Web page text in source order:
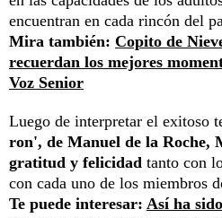
encuentran en cada rincón del
Mira también: Copito de
recuerdan los mejores
Voz Senior
Luego de interpretar el exitoso
ron', de Manuel de la Roche,
gratitud y felicidad tanto con
con cada uno de los miembros
Te puede interesar: Así ha